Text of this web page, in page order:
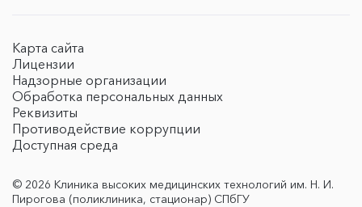
Карта сайта
Лицензии
Надзорные организации
Обработка персональных данных
Реквизиты
Противодействие коррупции
Доступная среда
© 2026 Клиника высоких медицинских технологий им. Н. И.
Пирогова (поликлиника, стационар) СПбГУ